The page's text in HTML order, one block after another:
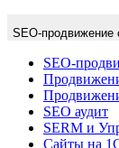
SEO-продвижение
SEO-
SEO аудит
SERM и
Сайты на